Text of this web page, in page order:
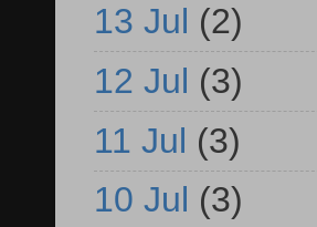
13 Jul (2)
12 Jul (3)
11 Jul (3)
10 Jul (3)